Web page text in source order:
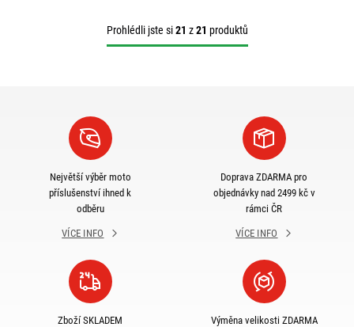
Prohlédli jste si21 z21 produktů
Největší výběr moto
příslušenství ihned k
odběru
VÍCE INFO
Doprava ZDARMA pro
objednávky nad 2499 kč v
rámci ČR
VÍCE INFO
Zboží SKLADEM
Výměna velikosti ZDARMA